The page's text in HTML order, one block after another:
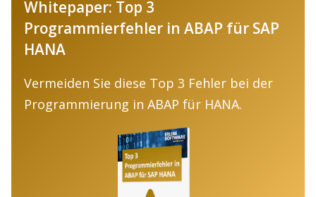
Whitepaper: Top 3
Programmierfehler in ABAP für SAP
HANA
Vermeiden Sie diese Top 3 Fehler bei der
Programmierung in ABAP für HANA.